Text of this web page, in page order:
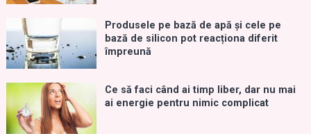
Produsele pe bază de apă și cele pe
bază de silicon pot reacționa diferit
împreună
Ce să faci când ai timp liber, dar nu mai
ai energie pentru nimic complicat